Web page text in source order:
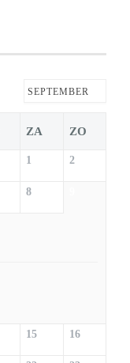
SEPTEMBER
ZA ZO
1 2
8
15 16